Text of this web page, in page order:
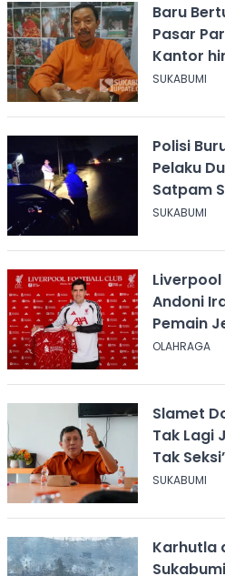
Baru
Pasar
Kantor
Pekerja
SUKABUMI
Polisi
Pelaku
Satpam
SUKABUMI
Liverpool
Andoni
Pemain
OLAHRAGA
Slamet
Tak Lagi
Tak
SUKABUMI
Karhutla